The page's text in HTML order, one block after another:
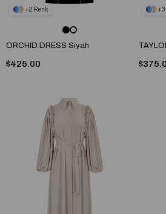
2
ORCHID DRESS Siyah
$425.00
3